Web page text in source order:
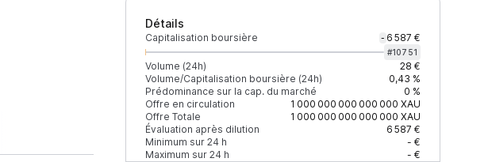
Détails
Capitalisation boursière - 6 587 €
#10751
Volume (24h)
28 €
Volume/Capitalisation boursière (24h)
0,43 %
Prédominance sur la cap. du marché
0 %
Offre en circulation
1 000 000 000 000 000 XAU
Offre Totale
1 000 000 000 000 000 XAU
Évaluation après dilution
6 587 €
Minimum sur 24 h
- €
Maximum sur 24 h
- €